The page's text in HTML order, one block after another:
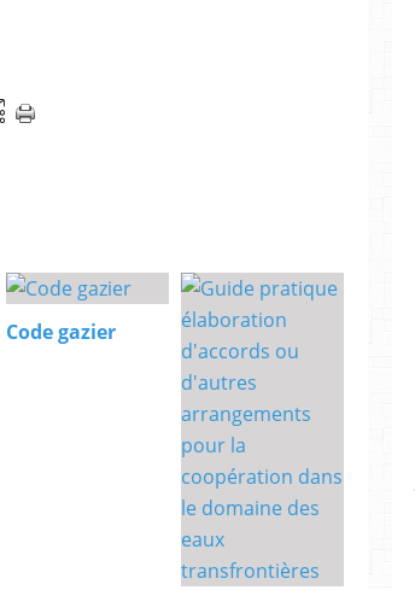
Code gazier